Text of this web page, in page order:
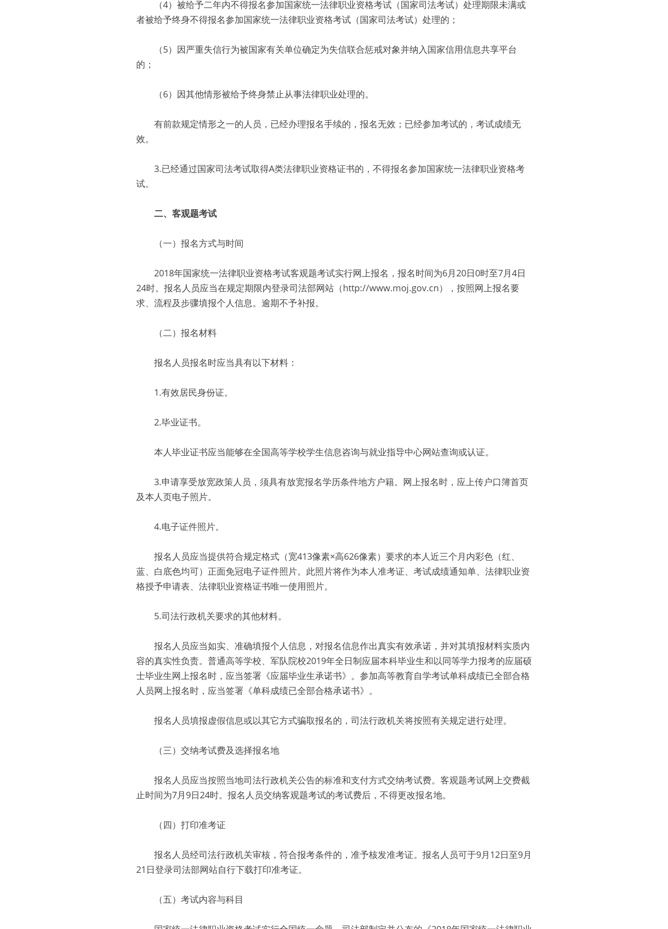
（4）被给予二年内不得报名参加国家统一法律职业资格考试（国家司法考试）处理期限未满或
者被给予终身不得报名参加国家统一法律职业资格考试（国家司法考试）处理的；
（5）因严重失信行为被国家有关单位确定为失信联合惩戒对象并纳入国家信用信息共享平台
的；
（6）因其他情形被给予终身禁止从事法律职业处理的。
有前款规定情形之一的人员，已经办理报名手续的，报名无效；已经参加考试的，考试成绩无
效。
3.已经通过国家司法考试取得A类法律职业资格证书的，不得报名参加国家统一法律职业资格考
试。
二、客观题考试
（一）报名方式与时间
2018年国家统一法律职业资格考试客观题考试实行网上报名，报名时间为6月20日0时至7月4日
24时。报名人员应当在规定期限内登录司法部网站（http://www.moj.gov.cn），按照网上报名要
求、流程及步骤填报个人信息。逾期不予补报。
（二）报名材料
报名人员报名时应当具有以下材料：
1.有效居民身份证。
2.毕业证书。
本人毕业证书应当能够在全国高等学校学生信息咨询与就业指导中心网站查询或认证。
3.申请享受放宽政策人员，须具有放宽报名学历条件地方户籍。网上报名时，应上传户口簿首页
及本人页电子照片。
4.电子证件照片。
报名人员应当提供符合规定格式（宽413像素×高626像素）要求的本人近三个月内彩色（红、
蓝、白底色均可）正面免冠电子证件照片。此照片将作为本人准考证、考试成绩通知单、法律职业资
格授予申请表、法律职业资格证书唯一使用照片。
5.司法行政机关要求的其他材料。
报名人员应当如实、准确填报个人信息，对报名信息作出真实有效承诺，并对其填报材料实质内
容的真实性负责。普通高等学校、军队院校2019年全日制应届本科毕业生和以同等学力报考的应届硕
士毕业生网上报名时，应当签署《应届毕业生承诺书》。参加高等教育自学考试单科成绩已全部合格
人员网上报名时，应当签署《单科成绩已全部合格承诺书》。
报名人员填报虚假信息或以其它方式骗取报名的，司法行政机关将按照有关规定进行处理。
（三）交纳考试费及选择报名地
报名人员应当按照当地司法行政机关公告的标准和支付方式交纳考试费。客观题考试网上交费截
止时间为7月9日24时。报名人员交纳客观题考试的考试费后，不得更改报名地。
（四）打印准考证
报名人员经司法行政机关审核，符合报考条件的，准予核发准考证。报名人员可于9月12日至9月
21日登录司法部网站自行下载打印准考证。
（五）考试内容与科目